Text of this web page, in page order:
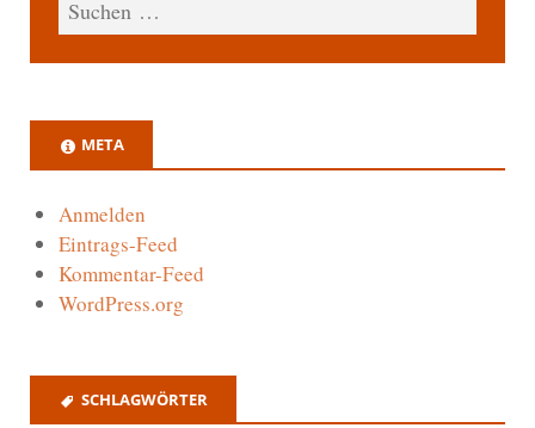
META
Anmelden
Eintrags-Feed
Kommentar-Feed
WordPress.org
SCHLAGWÖRTER